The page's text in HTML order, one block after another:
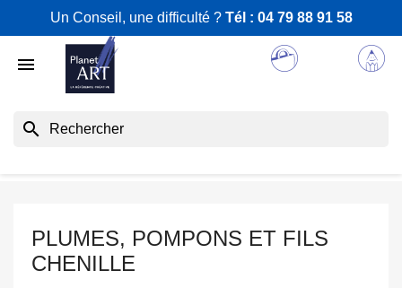
Un Conseil, une difficulté ? Tél : 04 79 88 91 58

search
PLUMES, POMPONS ET FILS
CHENILLE